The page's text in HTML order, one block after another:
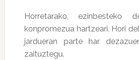
Horretarako, ezinbesteko
konpromezua hartzeari. Hori
jardueran parte har
zaituztegu.